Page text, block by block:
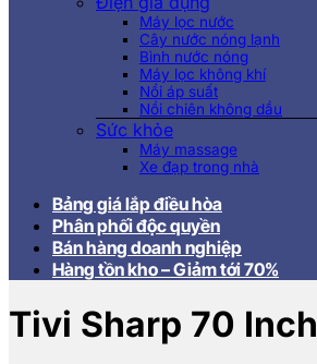
Máy lọc nước
Cây nước nóng lạnh
Bình nước nóng
Máy lọc không khí
Nồi áp suất
Nồi chiên không dầu
Sức khỏe
Máy massage
Xe đạp trong nhà
Bảng giá lắp điều hòa
Phân phối độc quyền
Bán hàng doanh nghiệp
Hàng tồn kho – Giảm tới 70%
Tivi Sharp 70 Inch